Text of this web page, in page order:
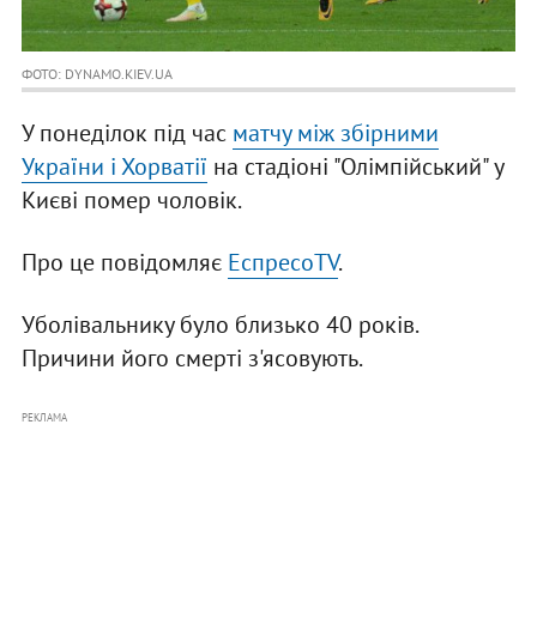
ФОТО: DYNAMO.KIEV.UA
У понеділок під час матчу між збірними
України і Хорватії на стадіоні "Олімпійський" у
Києві помер чоловік.
Про це повідомляє ЕспресоTV.
Уболівальнику було близько 40 років.
Причини його смерті з'ясовують.
РЕКЛАМА